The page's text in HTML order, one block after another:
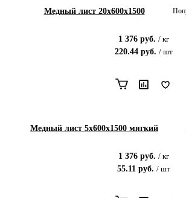
Медный лист 20x600x1500
1 376 руб. / кг
220.44 руб. / шт
Медный лист 5x600x1500 мягкий
1 376 руб. / кг
55.11 руб. / шт